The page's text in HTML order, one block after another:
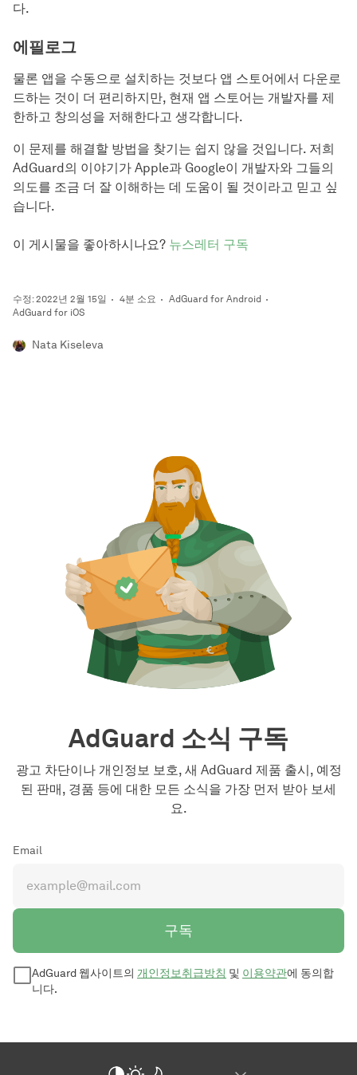
다.
에필로그
물론 앱을 수동으로 설치하는 것보다 앱 스토어에서 다운로
드하는 것이 더 편리하지만, 현재 앱 스토어는 개발자를 제
한하고 창의성을 저해한다고 생각합니다.
이 문제를 해결할 방법을 찾기는 쉽지 않을 것입니다. 저희
AdGuard의 이야기가 Apple과 Google이 개발자와 그들의
의도를 조금 더 잘 이해하는 데 도움이 될 것이라고 믿고 싶
습니다.
이 게시물을 좋아하시나요? 뉴스레터 구독
수정: 2022년 2월 15일 4분 소요
AdGuard for Android
AdGuard for iOS
Nata Kiseleva
AdGuard 소식 구독
광고 차단이나 개인정보 보호, 새 AdGuard 제품 출시, 예정
된 판매, 경품 등에 대한 모든 소식을 가장 먼저 받아 보세
요.
Email
구독
AdGuard 웹사이트의 개인정보취급방침 및 이용약관에 동의합
니다.